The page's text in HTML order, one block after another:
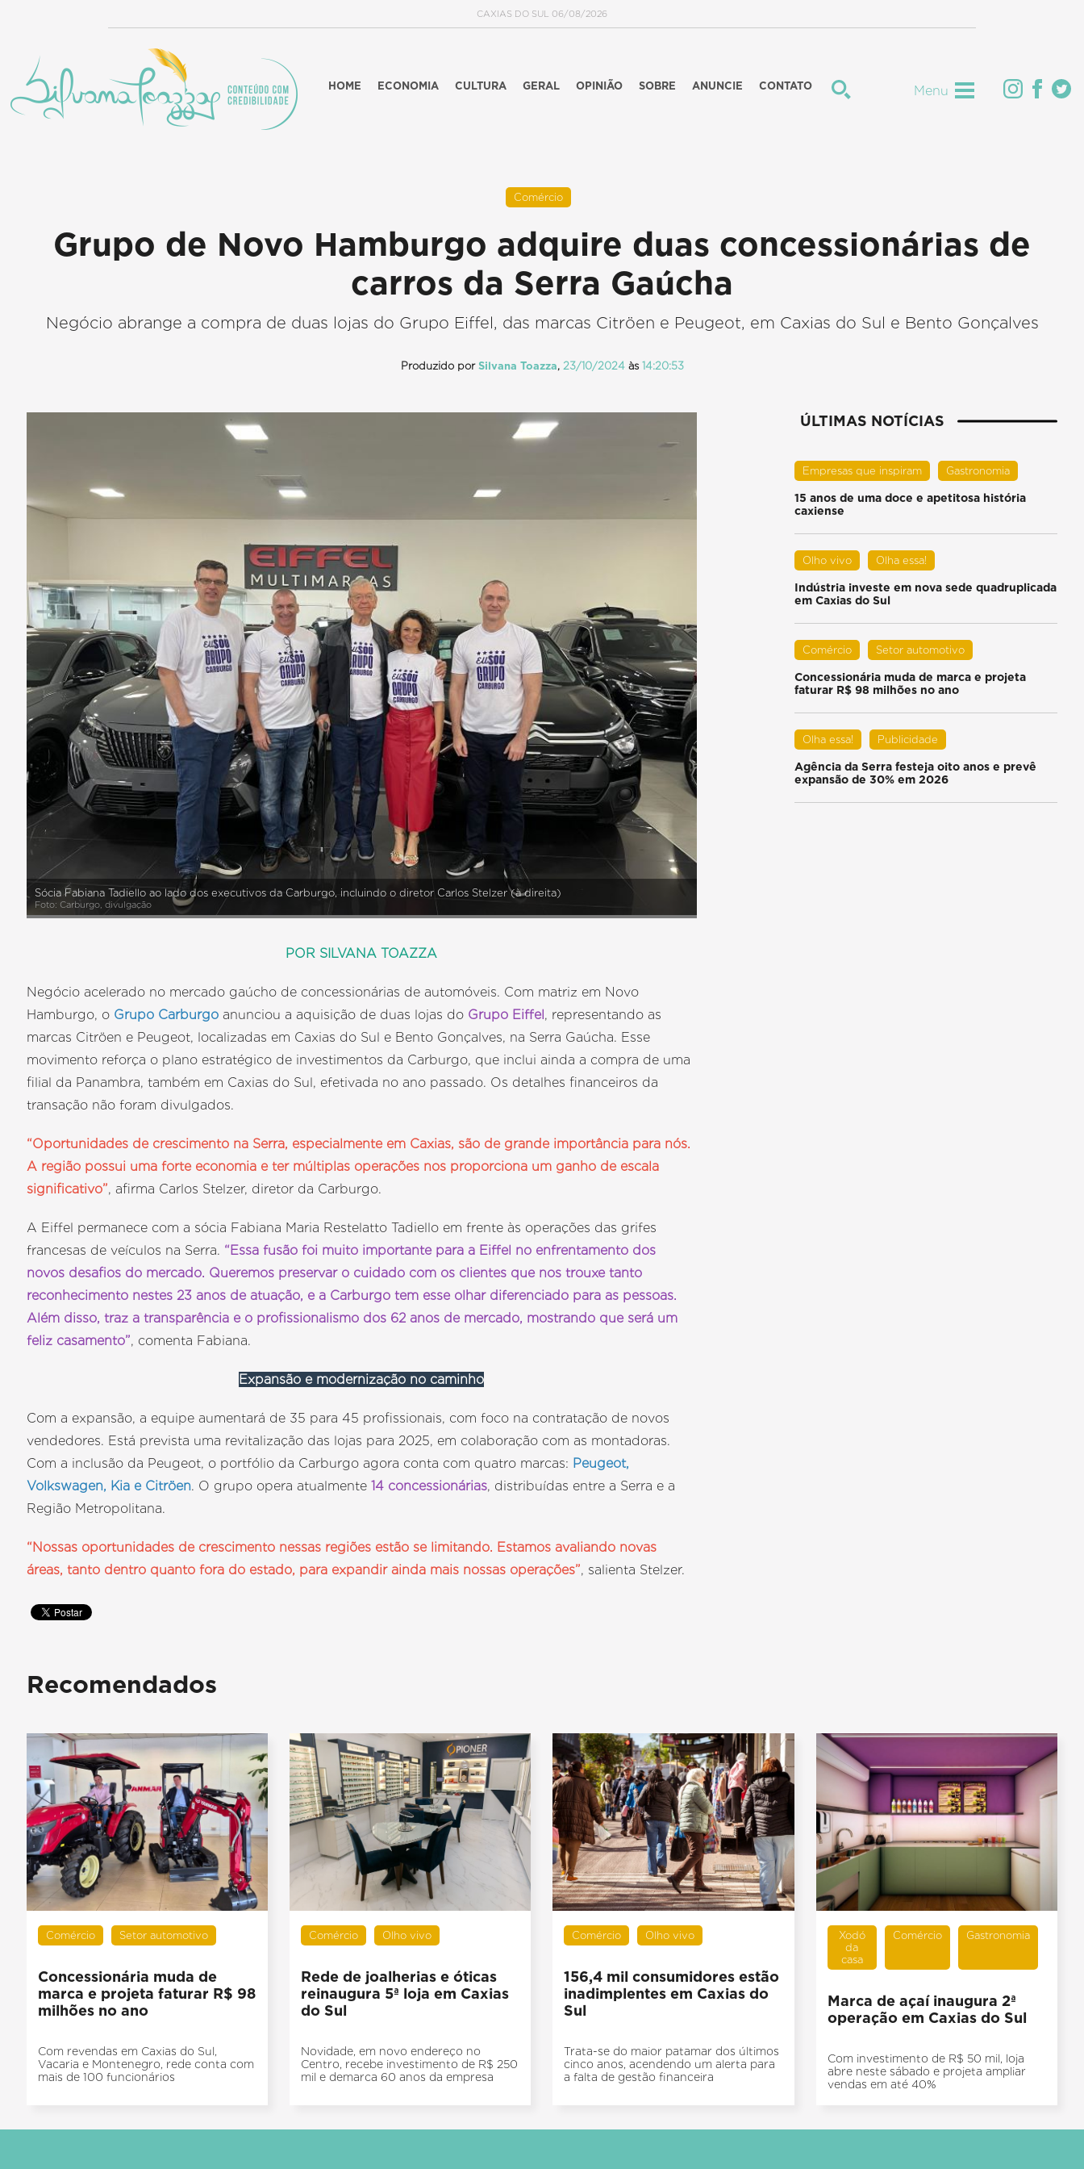
CAXIAS DO SUL 06/08/2026
HOME ECONOMIA CULTURA GERAL OPINIÃO SOBRE ANUNCIE CONTATO Menu
Comércio
Grupo de Novo Hamburgo adquire duas concessionárias de
carros da Serra Gaúcha
Negócio abrange a compra de duas lojas do Grupo Eiffel, das marcas Citröen e Peugeot, em Caxias do Sul e Bento Gonçalves
Produzido por Silvana Toazza, 23/10/2024às 14:20:53
Sócia Fabiana Tadiello ao lado dos executivos da Carburgo, incluindo o diretor Carlos Stelzer (à direita)
Foto: Carburgo, divulgação
POR SILVANA TOAZZA
Negócio acelerado no mercado gaúcho de concessionárias de automóveis. Com matriz em Novo
Hamburgo, o Grupo Carburgo anunciou a aquisição de duas lojas do Grupo Eiffel, representando as
marcas Citröen e Peugeot, localizadas em Caxias do Sul e Bento Gonçalves, na Serra Gaúcha. Esse
movimento reforça o plano estratégico de investimentos da Carburgo, que inclui ainda a compra de uma
filial da Panambra, também em Caxias do Sul, efetivada no ano passado. Os detalhes financeiros da
transação não foram divulgados.
“Oportunidades de crescimento na Serra, especialmente em Caxias, são de grande importância para nós.
A região possui uma forte economia e ter múltiplas operações nos proporciona um ganho de escala
significativo”, afirma Carlos Stelzer, diretor da Carburgo.
A Eiffel permanece com a sócia Fabiana Maria Restelatto Tadiello em frente às operações das grifes
francesas de veículos na Serra. “Essa fusão foi muito importante para a Eiffel no enfrentamento dos
novos desafios do mercado. Queremos preservar o cuidado com os clientes que nos trouxe tanto
reconhecimento nestes 23 anos de atuação, e a Carburgo tem esse olhar diferenciado para as pessoas.
Além disso, traz a transparência e o profissionalismo dos 62 anos de mercado, mostrando que será um
feliz casamento”, comenta Fabiana.
Expansão e modernização no caminho
Com a expansão, a equipe aumentará de 35 para 45 profissionais, com foco na contratação de novos
vendedores. Está prevista uma revitalização das lojas para 2025, em colaboração com as montadoras.
Com a inclusão da Peugeot, o portfólio da Carburgo agora conta com quatro marcas: Peugeot,
Volkswagen, Kia e Citröen. O grupo opera atualmente14 concessionárias, distribuídas entre a Serra e a
Região Metropolitana.
“Nossas oportunidades de crescimento nessas regiões estão se limitando. Estamos avaliando novas
áreas, tanto dentro quanto fora do estado, para expandir ainda mais nossas operações”, salienta Stelzer.
ÚLTIMAS NOTÍCIAS
Empresas que inspiram Gastronomia
15 anos de uma doce e apetitosa história
caxiense
Olho vivo Olha essa!
Indústria investe em nova sede quadruplicada
em Caxias do Sul
Comércio Setor automotivo
Concessionária muda de marca e projeta
faturar R$ 98 milhões no ano
Olha essa! Publicidade
Agência da Serra festeja oito anos e prevê
expansão de 30% em 2026
Recomendados
Comércio Setor automotivo
Concessionária muda de
marca e projeta faturar R$ 98
milhões no ano
Com revendas em Caxias do Sul,
Vacaria e Montenegro, rede conta com
mais de 100 funcionários
Comércio Olho vivo
Rede de joalherias e óticas
reinaugura 5ª loja em Caxias
do Sul
Novidade, em novo endereço no
Centro, recebe investimento de R$ 250
mil e demarca 60 anos da empresa
Comércio Olho vivo
156,4 mil consumidores estão
inadimplentes em Caxias do
Sul
Trata-se do maior patamar dos últimos
cinco anos, acendendo um alerta para
a falta de gestão financeira
Xodó
da
casa
Comércio Gastronomia
Marca de açaí inaugura 2ª
operação em Caxias do Sul
Com investimento de R$ 50 mil, loja
abre neste sábado e projeta ampliar
vendas em até 40%